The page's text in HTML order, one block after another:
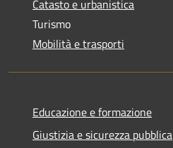
Catasto e urbanistica
Turismo
Mobilità e trasporti
Educazione e formazione
Giustizia e sicurezza pubblica